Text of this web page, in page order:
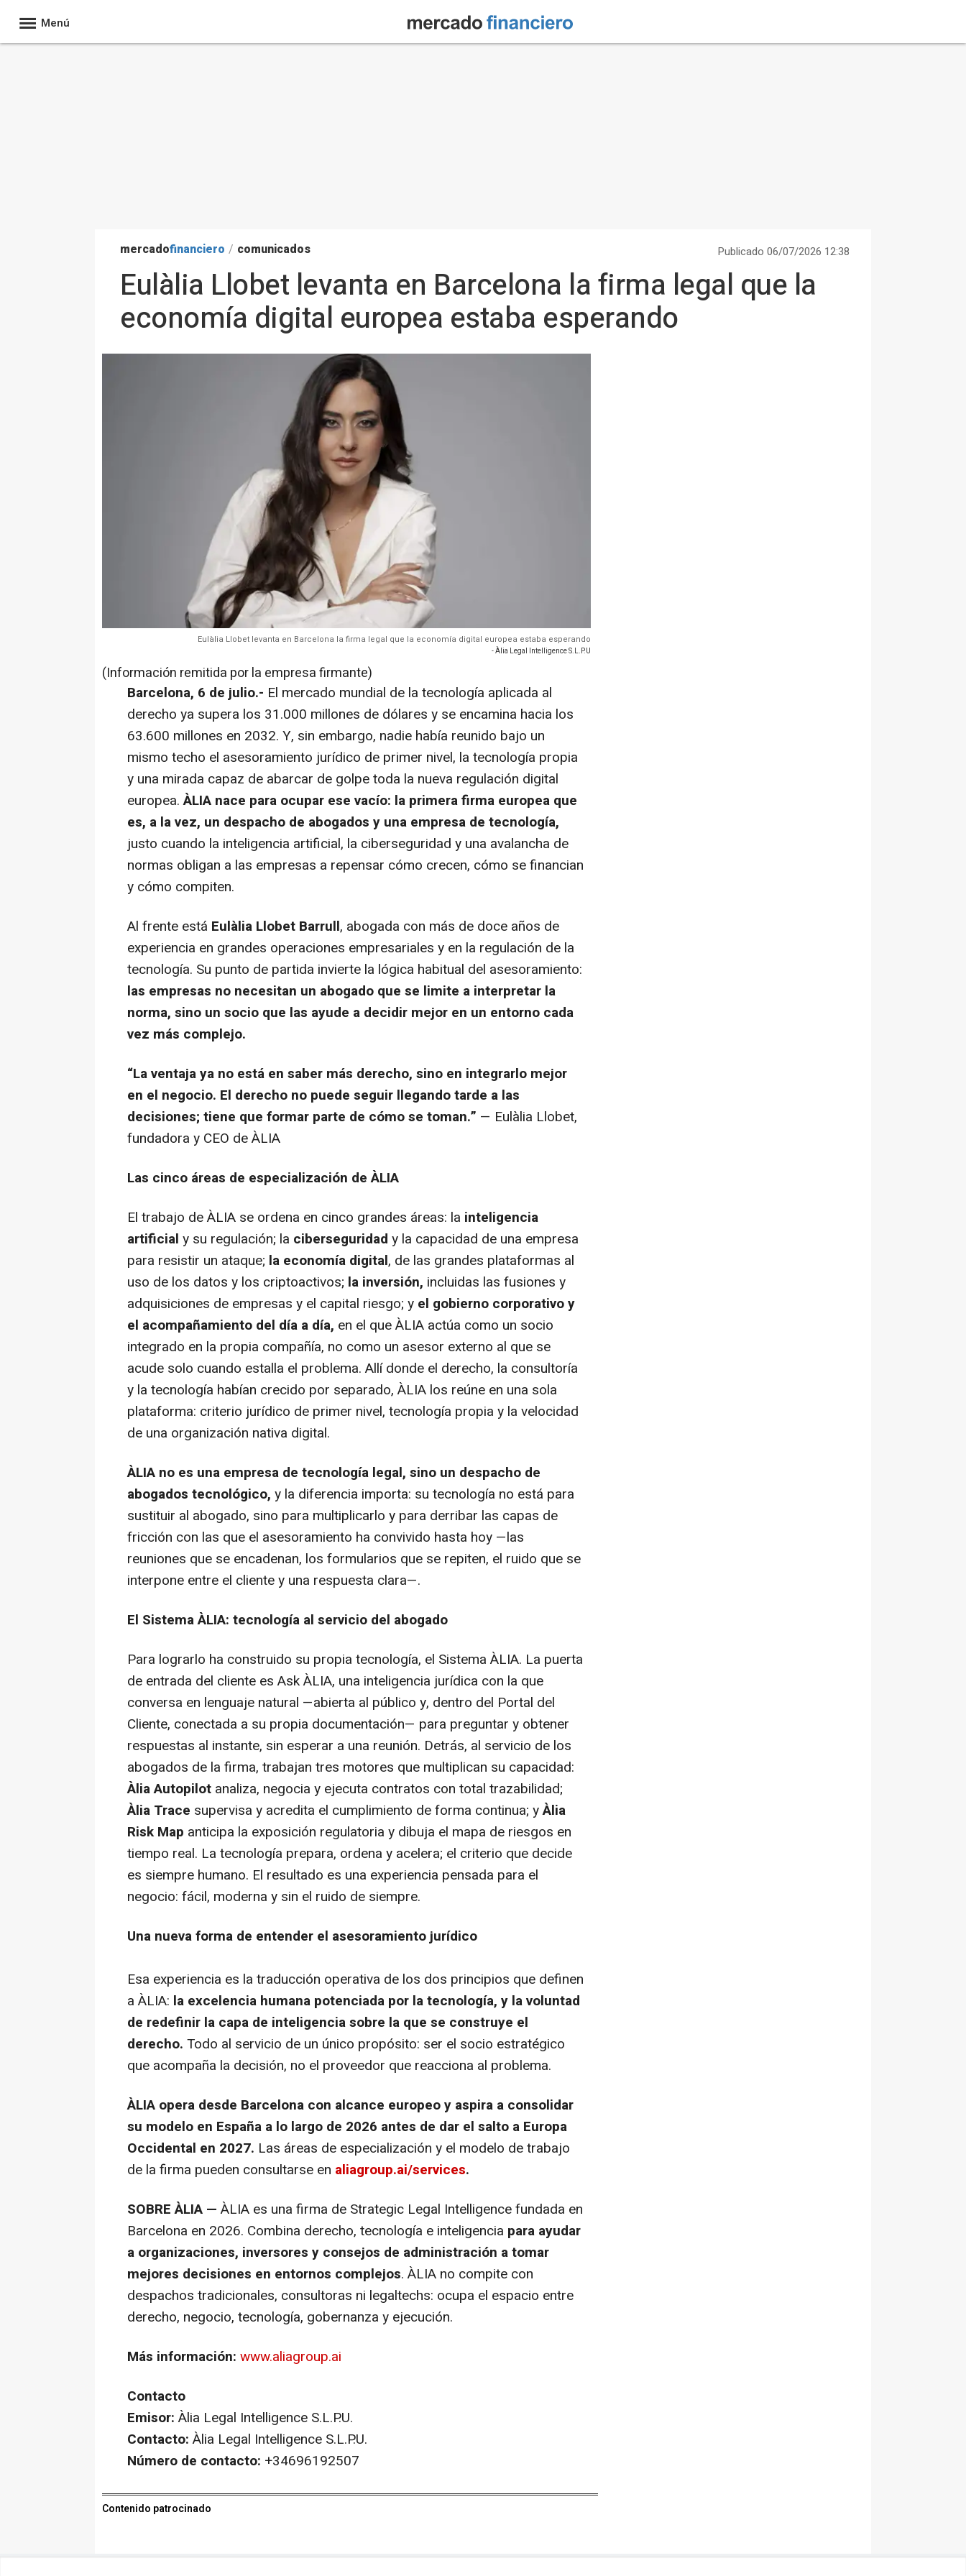
Menú
mercadofinanciero / comunicados Publicado 06/07/2026 12:38
Eulàlia Llobet levanta en Barcelona la firma legal que la
economía digital europea estaba esperando
Eulàlia Llobet levanta en Barcelona la firma legal que la economía digital europea estaba esperando
- Àlia Legal Intelligence S.L.P.U
(Información remitida por la empresa firmante)
Barcelona, 6 de julio.- El mercado mundial de la tecnología aplicada al
derecho ya supera los 31.000 millones de dólares y se encamina hacia los
63.600 millones en 2032. Y, sin embargo, nadie había reunido bajo un
mismo techo el asesoramiento jurídico de primer nivel, la tecnología propia
y una mirada capaz de abarcar de golpe toda la nueva regulación digital
europea.ÀLIA nace para ocupar ese vacío: la primera firma europea que
es, a la vez, un despacho de abogados y una empresa de tecnología,
justo cuando la inteligencia artificial, la ciberseguridad y una avalancha de
normas obligan a las empresas a repensar cómo crecen, cómo se financian
y cómo compiten.
Al frente está Eulàlia Llobet Barrull, abogada con más de doce años de
experiencia en grandes operaciones empresariales y en la regulación de la
tecnología. Su punto de partida invierte la lógica habitual del asesoramiento:
las empresas no necesitan un abogado que se limite a interpretar la
norma, sino un socio que las ayude a decidir mejor en un entorno cada
vez más complejo.
“La ventaja ya no está en saber más derecho, sino en integrarlo mejor
en el negocio. El derecho no puede seguir llegando tarde a las
decisiones; tiene que formar parte de cómo se toman.” — Eulàlia Llobet,
fundadora y CEO de ÀLIA
Las cinco áreas de especialización de ÀLIA
El trabajo de ÀLIA se ordena en cinco grandes áreas: la inteligencia
artificial y su regulación; la ciberseguridad y la capacidad de una empresa
para resistir un ataque; la economía digital, de las grandes plataformas al
uso de los datos y los criptoactivos; la inversión, incluidas las fusiones y
adquisiciones de empresas y el capital riesgo; y el gobierno corporativo y
el acompañamiento del día a día, en el que ÀLIA actúa como un socio
integrado en la propia compañía, no como un asesor externo al que se
acude solo cuando estalla el problema. Allí donde el derecho, la consultoría
y la tecnología habían crecido por separado, ÀLIA los reúne en una sola
plataforma: criterio jurídico de primer nivel, tecnología propia y la velocidad
de una organización nativa digital.
ÀLIA no es una empresa de tecnología legal, sino un despacho de
abogados tecnológico, y la diferencia importa: su tecnología no está para
sustituir al abogado, sino para multiplicarlo y para derribar las capas de
fricción con las que el asesoramiento ha convivido hasta hoy —las
reuniones que se encadenan, los formularios que se repiten, el ruido que se
interpone entre el cliente y una respuesta clara—.
El Sistema ÀLIA: tecnología al servicio del abogado
Para lograrlo ha construido su propia tecnología, el Sistema ÀLIA. La puerta
de entrada del cliente es Ask ÀLIA, una inteligencia jurídica con la que
conversa en lenguaje natural —abierta al público y, dentro del Portal del
Cliente, conectada a su propia documentación— para preguntar y obtener
respuestas al instante, sin esperar a una reunión. Detrás, al servicio de los
abogados de la firma, trabajan tres motores que multiplican su capacidad:
Àlia Autopilot analiza, negocia y ejecuta contratos con total trazabilidad;
Àlia Trace supervisa y acredita el cumplimiento de forma continua; yÀlia
Risk Map anticipa la exposición regulatoria y dibuja el mapa de riesgos en
tiempo real. La tecnología prepara, ordena y acelera; el criterio que decide
es siempre humano. El resultado es una experiencia pensada para el
negocio: fácil, moderna y sin el ruido de siempre.
Una nueva forma de entender el asesoramiento jurídico
Esa experiencia es la traducción operativa de los dos principios que definen
a ÀLIA: la excelencia humana potenciada por la tecnología, y la voluntad
de redefinir la capa de inteligencia sobre la que se construye el
derecho. Todo al servicio de un único propósito: ser el socio estratégico
que acompaña la decisión, no el proveedor que reacciona al problema.
ÀLIA opera desde Barcelona con alcance europeo y aspira a consolidar
su modelo en España a lo largo de 2026 antes de dar el salto a Europa
Occidental en 2027. Las áreas de especialización y el modelo de trabajo
de la firma pueden consultarse en aliagroup.ai/services.
SOBRE ÀLIA — ÀLIA es una firma de Strategic Legal Intelligence fundada en
Barcelona en 2026. Combina derecho, tecnología e inteligencia para ayudar
a organizaciones, inversores y consejos de administración a tomar
mejores decisiones en entornos complejos. ÀLIA no compite con
despachos tradicionales, consultoras ni legaltechs: ocupa el espacio entre
derecho, negocio, tecnología, gobernanza y ejecución.
Más información: www.aliagroup.ai
Contacto
Emisor: Àlia Legal Intelligence S.L.P.U.
Contacto: Àlia Legal Intelligence S.L.P.U.
Número de contacto: +34696192507
Contenido patrocinado